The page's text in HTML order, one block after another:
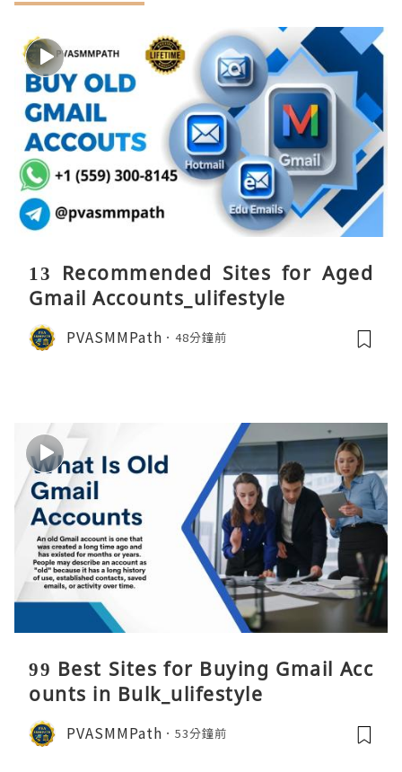
13 Recommended Sites for Aged
Gmail Accounts_ulifestyle
PVASMMPath 48分鐘前
99 Best Sites for Buying Gmail Acc
ounts in Bulk_ulifestyle
PVASMMPath 53分鐘前